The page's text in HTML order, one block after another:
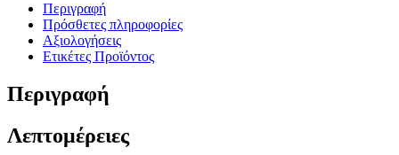
Περιγραφή
Πρόσθετες πληροφορίες
Αξιολογήσεις
Ετικέτες Προϊόντος
Περιγραφή
Λεπτομέρειες